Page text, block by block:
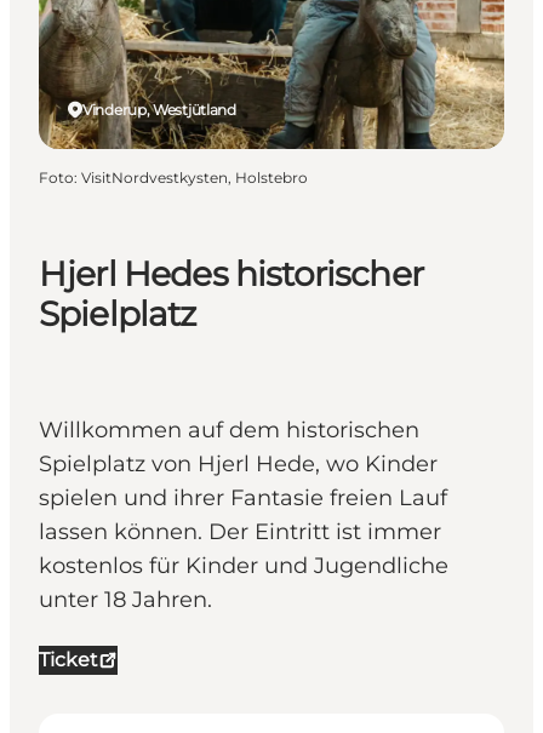
Mach deine Urlaubsplanung
Hjerl Hedes historischer
Spielplatz
Willkommen auf dem historischen
Spielplatz von Hjerl Hede, wo Kinder
spielen und ihrer Fantasie freien Lauf
lassen können. Der Eintritt ist immer
kostenlos für Kinder und Jugendliche
unter 18 Jahren.
Ticket
Vinderup, Westjütland
Foto: VisitNordvestkysten, Holstebro